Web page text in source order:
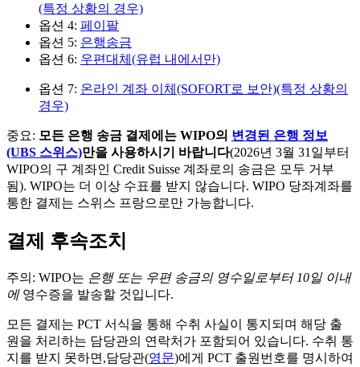
(특정 상황의 경우)
옵션 4: 페이팔
옵션 5: 은행송금
옵션 6: 우편대체(유럽 내에서만)
옵션 7: 온라인 계좌 이체(SOFORT로 보안)(특정 상황의
경우)
중요: 모든 은행 송금 결제에는 WIPO의 변경된 은행 정보
(UBS 스위스)만을 사용하시기 바랍니다(2026년 3월 31일부터
WIPO의 구 계좌인 Credit Suisse 계좌로의 송금은 모두 거부
됨). WIPO는 더 이상 수표를 받지 않습니다. WIPO 당좌계좌를
통한 결제는 스위스 프랑으로만 가능합니다.
결제 후속조치
주의: WIPO는 은행 또는 우편 송금의 영수일로부터 10일 이내
에 영수증을 발송할 것입니다.
모든 결제는 PCT 서식을 통해 수취 사실이 통지되며 해당 출
원을 처리하는 담당관의 연락처가 포함되어 있습니다. 수취 통
지를 받지 못하면,담당관(영문)에게 PCT 출원번호를 명시하여